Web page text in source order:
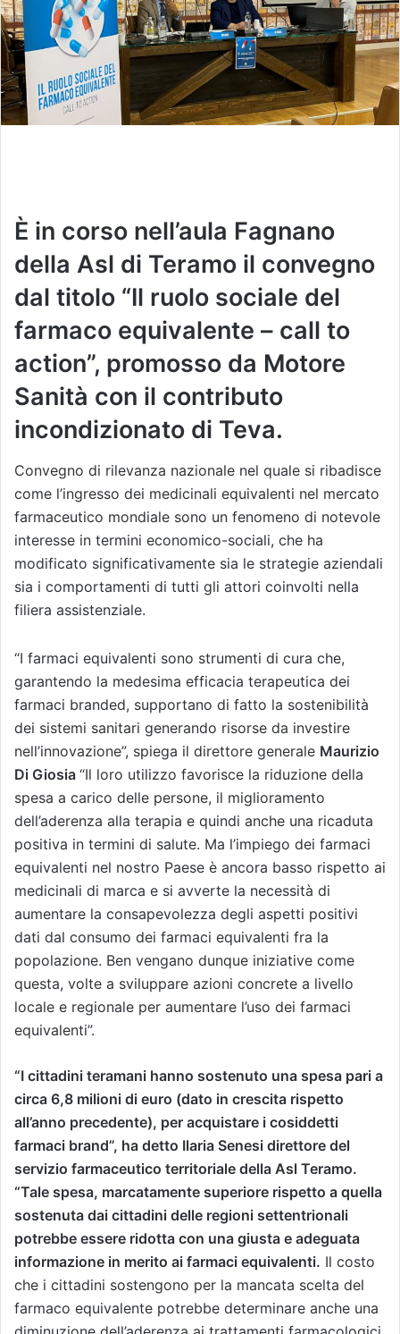
i
l
È in corso nell’aula Fagnano
della Asl di Teramo il convegno
dal titolo “Il ruolo sociale del
farmaco equivalente – call to
action”, promosso da Motore
Sanità con il contributo
incondizionato di Teva.
Convegno di rilevanza nazionale nel quale si ribadisce
come l’ingresso dei medicinali equivalenti nel mercato
farmaceutico mondiale sono un fenomeno di notevole
interesse in termini economico-sociali, che ha
modificato significativamente sia le strategie aziendali
sia i comportamenti di tutti gli attori coinvolti nella
filiera assistenziale.
“I farmaci equivalenti sono strumenti di cura che,
garantendo la medesima efficacia terapeutica dei
farmaci branded, supportano di fatto la sostenibilità
dei sistemi sanitari generando risorse da investire
nell’innovazione”, spiega il direttore generale Maurizio
Di Giosia “Il loro utilizzo favorisce la riduzione della
spesa a carico delle persone, il miglioramento
dell’aderenza alla terapia e quindi anche una ricaduta
positiva in termini di salute. Ma l’impiego dei farmaci
equivalenti nel nostro Paese è ancora basso rispetto ai
medicinali di marca e si avverte la necessità di
aumentare la consapevolezza degli aspetti positivi
dati dal consumo dei farmaci equivalenti fra la
popolazione. Ben vengano dunque iniziative come
questa, volte a sviluppare azioni concrete a livello
locale e regionale per aumentare l’uso dei farmaci
equivalenti”.
“I cittadini teramani hanno sostenuto una spesa pari a
circa 6,8 milioni di euro (dato in crescita rispetto
all’anno precedente), per acquistare i cosiddetti
farmaci brand”, ha detto Ilaria Senesi direttore del
servizio farmaceutico territoriale della Asl Teramo.
“Tale spesa, marcatamente superiore rispetto a quella
sostenuta dai cittadini delle regioni settentrionali
potrebbe essere ridotta con una giusta e adeguata
informazione in merito ai farmaci equivalenti. Il costo
che i cittadini sostengono per la mancata scelta del
farmaco equivalente potrebbe determinare anche una